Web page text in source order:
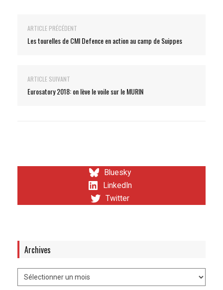
ARTICLE PRÉCÉDENT
Les tourelles de CMI Defence en action au camp de Suippes
ARTICLE SUIVANT
Eurosatory 2018: on lève le voile sur le MURIN
Bluesky
LinkedIn
Twitter
Archives